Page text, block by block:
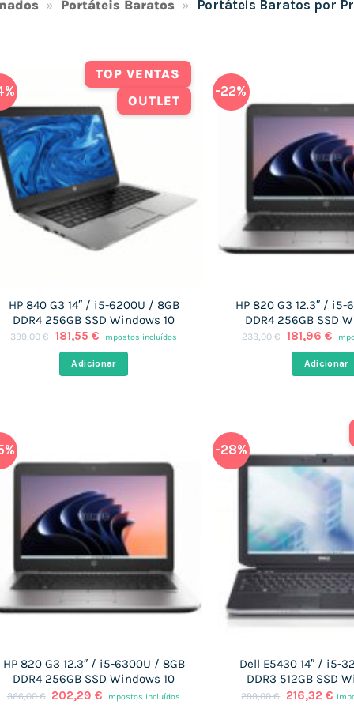
» Portáteis Baratos » Portáteis Baratos por
TOP VENTAS
OUTLET
HP 840 G3 14″ / i5-6200U / 8GB
DDR4 256GB SSD Windows 10
399,00€ O
original
era:
181,55 €O
preço
atual
é:
impostos incluídos
Adicionar
-22%
HP 820 G3 12.3″ / i5-
DDR4 256GB SSD
233,00€ O
original
era:
181,96€ O
é:
Adicionar
HP 820 G3 12.3″ / i5-6300U / 8GB
DDR4 256GB SSD Windows 10
366,00€ O
202,29€ O
impostos incluídos
-28%
Dell E5430 14″ / i5-
DDR3 512GB SSD
299,00€
O
216,32€ O